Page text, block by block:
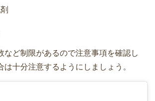
など制限があるので注意事項を確認し
は十分注意するようにしましょう。